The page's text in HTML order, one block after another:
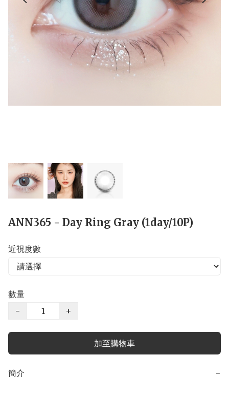
ANN365 - Day Ring Gray (1day/10P)
近視度數
數量
−
+
加至購物車
簡介 −